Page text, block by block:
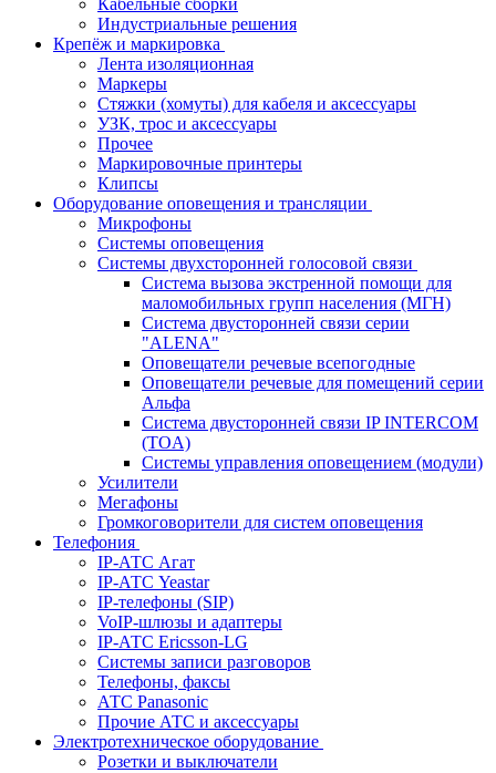
Кабельные сборки
Индустриальные решения
Крепёж и маркировка
Лента изоляционная
Маркеры
Стяжки (хомуты) для кабеля и аксессуары
УЗК, трос и аксессуары
Прочее
Маркировочные принтеры
Клипсы
Оборудование оповещения и трансляции
Микрофоны
Системы оповещения
Системы двухсторонней голосовой связи
Система вызова экстренной помощи для
маломобильных групп населения (МГН)
Система двусторонней связи серии
"ALENA"
Оповещатели речевые всепогодные
Оповещатели речевые для помещений серии
Альфа
Система двусторонней связи IP INTERCOM
(TOA)
Системы управления оповещением (модули)
Усилители
Мегафоны
Громкоговорители для систем оповещения
Телефония
IP-АТС Агат
IP-АТС Yeastar
IP-телефоны (SIP)
VoIP-шлюзы и адаптеры
IP-АТС Ericsson-LG
Системы записи разговоров
Телефоны, факсы
АТС Panasonic
Прочие АТС и аксессуары
Электротехническое оборудование
Розетки и выключатели